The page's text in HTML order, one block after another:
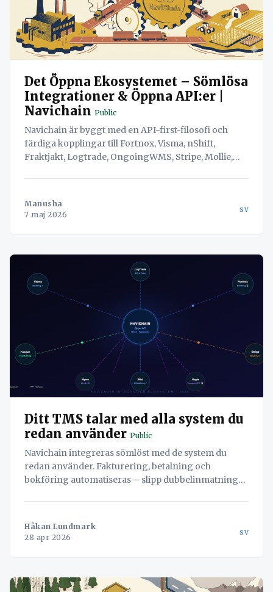
Det Öppna Ekosystemet – Sömlösa
Integrationer & Öppna API:er |
Navichain Public
Navichain är byggt med en API-first-filosofi och
färdiga kopplingar till Fortnox, Visma, nShift,
Fraktjakt, Logtrade, OngoingWMS, Stripe, Mollie,
Manusha
7 maj 2026
sv
Ditt TMS talar med alla system du
redan använder Public
Navichain integreras sömlöst med de system du
redan använder. Fakturering, betalning och
bokföring automatiseras – slipp dubbelinmatning
Håkan Lundmark
28 apr 2026
sv